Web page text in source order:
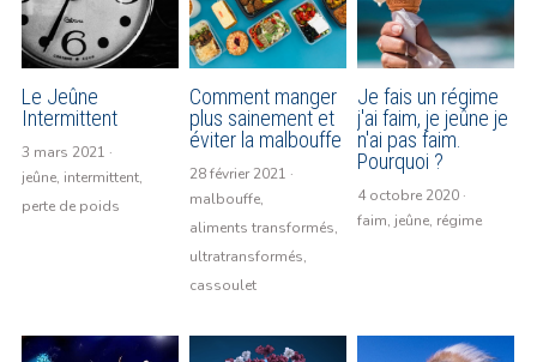
Le Blog
POWERED BY
Le Jeûne
Intermittent
3 mars 2021 ·
jeûne, intermittent,
perte de poids
Comment manger
plus sainement et
éviter la malbouffe
28 février 2021 ·
malbouffe,
aliments transformés,
ultratransformés,
cassoulet
Je fais un régime
j'ai faim, je jeûne je
n'ai pas faim.
Pourquoi ?
4 octobre 2020·
faim, jeûne, régime